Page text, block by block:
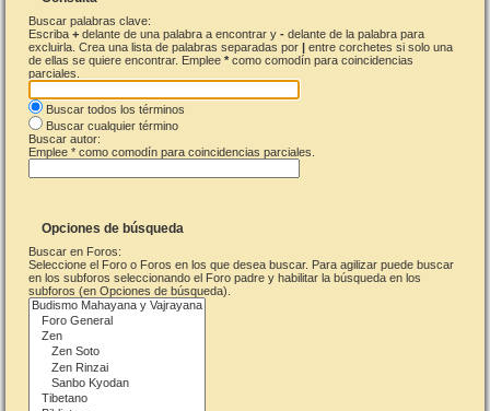
Buscar palabras clave:
Escriba + delante de una palabra a encontrar y - delante de la palabra para
excluirla. Crea una lista de palabras separadas por | entre corchetes si solo una
de ellas se quiere encontrar. Emplee * como comodín para coincidencias
parciales.
Buscar todos los términos
Buscar cualquier término
Buscar autor:
Emplee * como comodín para coincidencias parciales.
Opciones de búsqueda
Buscar en Foros:
Seleccione el Foro o Foros en los que desea buscar. Para agilizar puede buscar
en los subforos seleccionando el Foro padre y habilitar la búsqueda en los
subforos (en Opciones de búsqueda).